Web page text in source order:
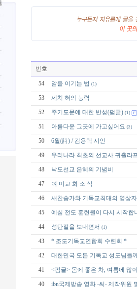
번호
54 암을 이기는 법 (1)
53 세치 혀의 능력
52 주기도문에 대한 반성(펌글) (1)
51 아름다운 그곳에 가고싶어요 (3)
50 6월(詩) / 김용택 시인
49 우리나라 최초의 선교사 귀츨라
48 낙도선교 은혜의 기념비
47 여 미교 회 소 식
46 새찬송가와 기독교최대의 영상
45 예심 전도 훈련원이 다시 시작합
44 성탄절을 보내면서 (1)
43 * 조도기독교연합회 수련회 *
42 대한민국 모든 기독교 성도님들
41 <펌글> 몸에 좋은 차, 여름에 많
40 ibn국제방송 영화 -씨- 제작위원